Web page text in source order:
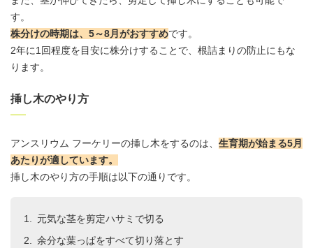
す。
株分けの時期は、5～8月がおすすめです。
2年に1回程度を目安に株分けすることで、根詰まりの防止にもな
ります。
挿し木のやり方
アンスリウム フーケリーの挿し木をするのは、 生育期が始まる5月
あたりが適しています。
挿し木のやり方の手順は以下の通りです。
元気な茎を剪定ハサミで切る
余分な葉っぱをすべて切り落とす